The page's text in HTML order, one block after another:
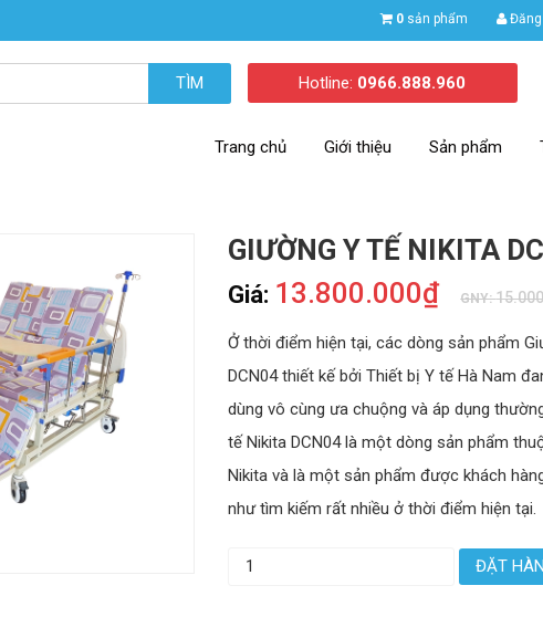
0 sản phẩm Đăng
TÌM Hotline: 0966.888.960
Trang chủ Giới thiệu Sản phẩm
GIƯỜNG Y TẾ NIKITA
Giá: 13.800.000₫ GNY:
Ở thời điểm hiện tại, các dòng sản phẩm
DCN04 thiết kế bởi Thiết bị Y tế Hà Nam
dùng vô cùng ưa chuộng và áp dụng
tế Nikita DCN04 là một dòng sản phẩm
Nikita và là một sản phẩm được khách
như tìm kiếm rất nhiều ở thời điểm hiện tại.
ĐẶT